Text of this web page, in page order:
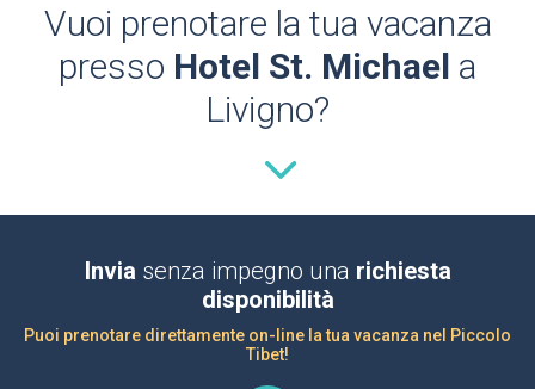
Vuoi prenotare la tua vacanza
presso Hotel St. Michael a
Livigno?
Invia senza impegno una richiesta
disponibilità
Puoi prenotare direttamente on-line la tua vacanza nel Piccolo
Tibet!